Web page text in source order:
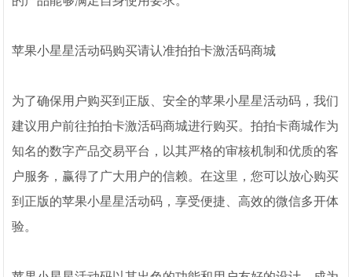
苹果小星星活动码购买请认准拍拍卡激活码商城
为了确保用户购买到正版、安全的苹果小星星活动码，我们
建议用户前往拍拍卡激活码商城进行购买。拍拍卡商城作为
知名的数字产品交易平台，以其严格的审核机制和优质的客
户服务，赢得了广大用户的信赖。在这里，您可以放心购买
到正版的苹果小星星活动码，享受便捷、高效的微信多开体
验。